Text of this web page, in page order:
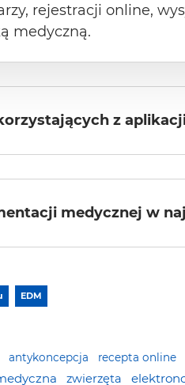
rejestracji online,
medyczną.
z
medycznej w
EDM
antykoncepcja recepta online
zwierzęta